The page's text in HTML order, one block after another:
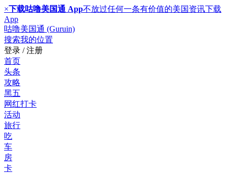
×下载咕噜美国通 App不放过任何一条有价值的美国资讯下载
App
咕噜美国通 (Guruin)
搜索我的位置
登录 / 注册
首页
头条
攻略
黑五
网红打卡
活动
旅行
吃
车
房
卡